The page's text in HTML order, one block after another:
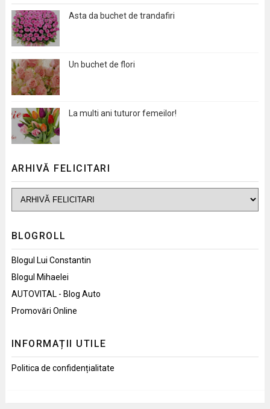
Asta da buchet de trandafiri
Un buchet de flori
La multi ani tuturor femeilor!
ARHIVĂ FELICITARI
BLOGROLL
Blogul Lui Constantin
Blogul Mihaelei
AUTOVITAL - Blog Auto
Promovări Online
INFORMAȚII UTILE
Politica de confidențialitate